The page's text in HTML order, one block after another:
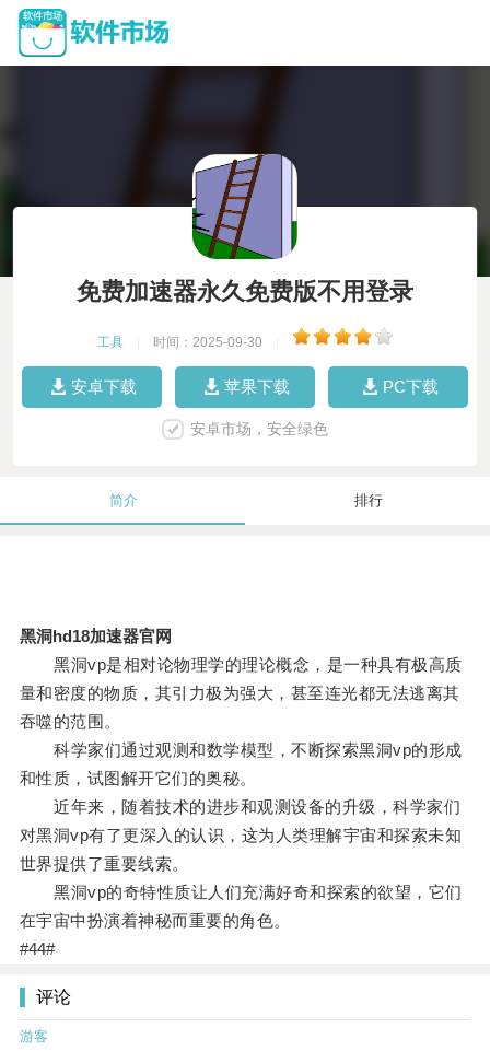
免费加速器永久免费版不用登录
工具 时间：2025-09-30
安卓下载 苹果下载 PC下载
安卓市场，安全绿色
简介 排行
黑洞hd18加速器官网
黑洞vp是相对论物理学的理论概念，是一种具有极高质
量和密度的物质，其引力极为强大，甚至连光都无法逃离其
吞噬的范围。
科学家们通过观测和数学模型，不断探索黑洞vp的形成
和性质，试图解开它们的奥秘。
近年来，随着技术的进步和观测设备的升级，科学家们
对黑洞vp有了更深入的认识，这为人类理解宇宙和探索未知
世界提供了重要线索。
黑洞vp的奇特性质让人们充满好奇和探索的欲望，它们
在宇宙中扮演着神秘而重要的角色。
#44#
评论
游客